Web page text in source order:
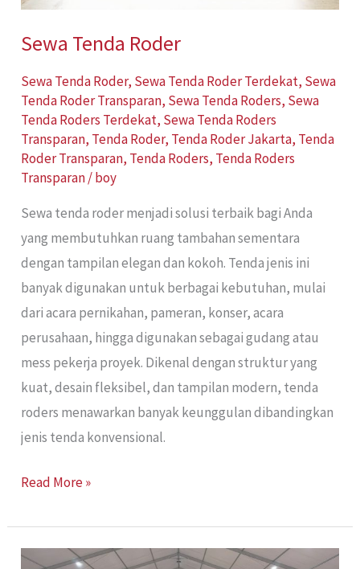
Sewa Tenda Roder
Sewa Tenda Roder, Sewa Tenda Roder Terdekat, Sewa
Tenda Roder Transparan, Sewa Tenda Roders, Sewa
Tenda Roders Terdekat, Sewa Tenda Roders
Transparan, Tenda Roder, Tenda Roder Jakarta, Tenda
Roder Transparan, Tenda Roders, Tenda Roders
Transparan/boy
Sewa tenda roder menjadi solusi terbaik bagi Anda
yang membutuhkan ruang tambahan sementara
dengan tampilan elegan dan kokoh. Tenda jenis ini
banyak digunakan untuk berbagai kebutuhan, mulai
dari acara pernikahan, pameran, konser, acara
perusahaan, hingga digunakan sebagai gudang atau
mess pekerja proyek. Dikenal dengan struktur yang
kuat, desain fleksibel, dan tampilan modern, tenda
roders menawarkan banyak keunggulan dibandingkan
jenis tenda konvensional.
Read More »
Sewa